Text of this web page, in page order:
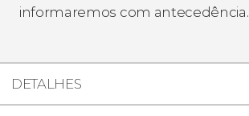
informaremos com antecedência.
DETALHES